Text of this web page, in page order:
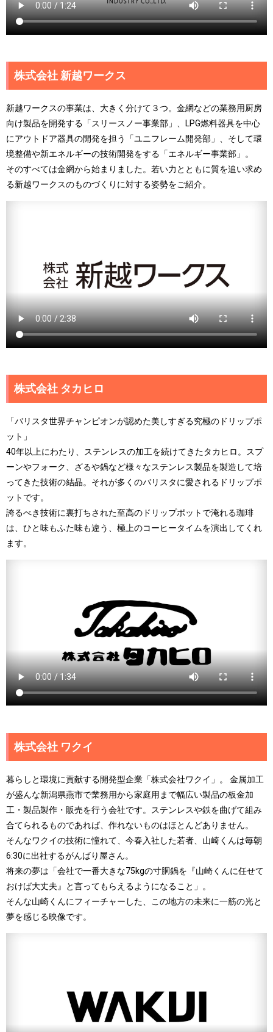
株式会社 新越ワークス
新越ワークスの事業は、大きく分けて３つ。金網などの業務用厨房
向け製品を開発する「スリースノー事業部」、LPG燃料器具を中心
にアウトドア器具の開発を担う「ユニフレーム開発部」、そして環
境整備や新エネルギーの技術開発をする「エネルギー事業部」。
そのすべては金網から始まりました。若い力とともに質を追い求め
る新越ワークスのものづくりに対する姿勢をご紹介。
株式会社 タカヒロ
「バリスタ世界チャンピオンが認めた美しすぎる究極のドリップポ
ット」
40年以上にわたり、ステンレスの加工を続けてきたタカヒロ。スプ
ーンやフォーク、ざるや鍋など様々なステンレス製品を製造して培
ってきた技術の結晶。それが多くのバリスタに愛されるドリップポ
ットです。
誇るべき技術に裏打ちされた至高のドリップポットで淹れる珈琲
は、ひと味もふた味も違う、極上のコーヒータイムを演出してくれ
ます。
株式会社 ワクイ
暮らしと環境に貢献する開発型企業「株式会社ワクイ」。 金属加工
が盛んな新潟県燕市で業務用から家庭用まで幅広い製品の板金加
工・製品製作・販売を行う会社です。ステンレスや鉄を曲げて組み
合てられるものであれば、作れないものはほとんどありません。
そんなワクイの技術に憧れて、今春入社した若者、山崎くんは毎朝
6:30に出社するがんばり屋さん。
将来の夢は「会社で一番大きな75kgの寸胴鍋を『山崎くんに任せて
おけば大丈夫』と言ってもらえるようになること」。
そんな山崎くんにフィーチャーした、この地方の未来に一筋の光と
夢を感じる映像です。